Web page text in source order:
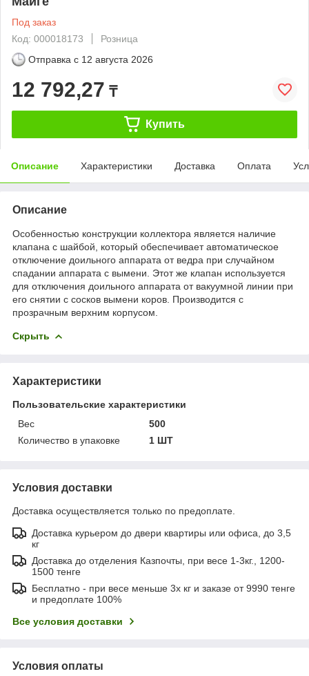
Под заказ
Код: 000018173
Розница
Отправка с 12 августа 2026
12 792,27 ₸
Купить
Описание Характеристики Доставка Оплата
Описание
Особенностью конструкции коллектора является наличие
клапана с шайбой, который обеспечивает автоматическое
отключение доильного аппарата от ведра при случайном
спадании аппарата с вымени. Этот же клапан используется
для отключения доильного аппарата от вакуумной линии при
его снятии с сосков вымени коров. Производится с
прозрачным верхним корпусом.
Скрыть
Характеристики
Пользовательские характеристики
Вес
500
Количество в упаковке
1 ШТ
Условия доставки
Доставка осуществляется только по предоплате.
Доставка курьером до двери квартиры или офиса, до 3,5
кг
Доставка до отделения Казпочты, при весе 1-3кг., 1200-
1500 тенге
Бесплатно - при весе меньше 3х кг и заказе от 9990 тенге
и предоплате 100%
Все условия доставки
Условия оплаты